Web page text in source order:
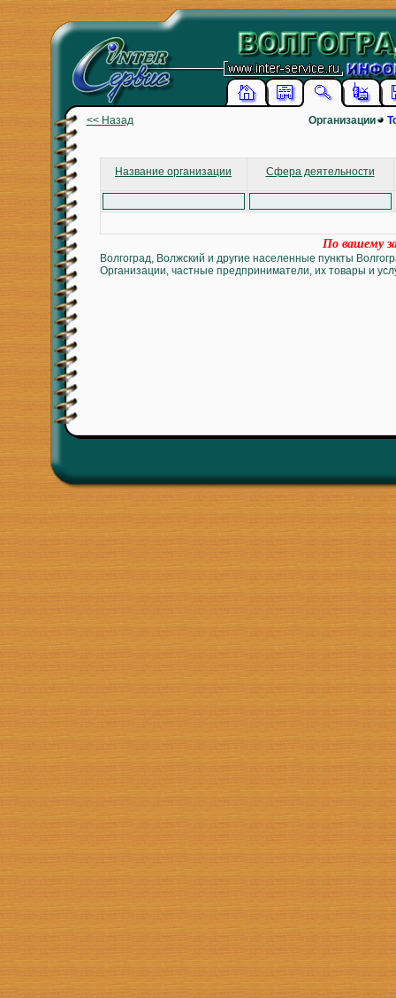
<< Назад Организации
Название организации Сфера деятельности
По вашему
Волгоград, Волжский и другие населенные пункты
Организации, частные предприниматели, их товары и